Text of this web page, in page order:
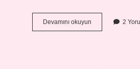
Devamını okuyun Çırpılmış
Yumurta
2